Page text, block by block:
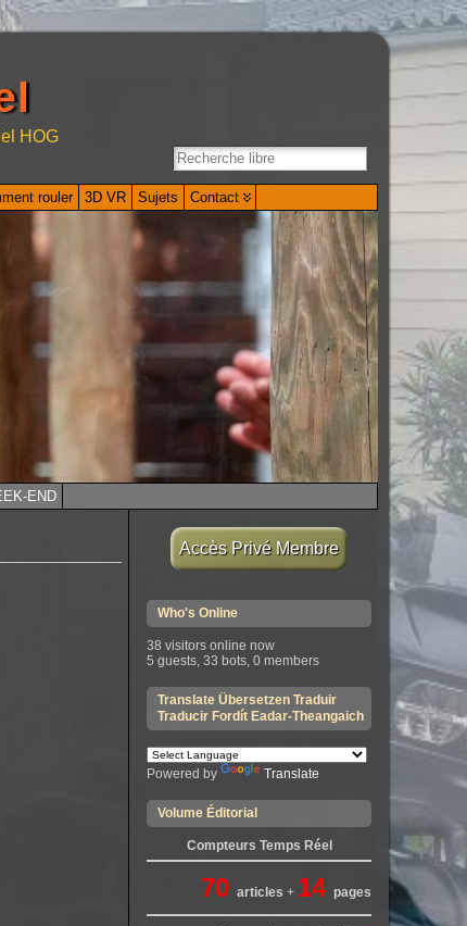
HOG
rouler 3D VR Sujets Contact
END
Accès Privé Membre
Who's Online
38 visitors online now
5 guests, 33 bots, 0 members
Translate Übersetzen Traduir
Traducir Fordít Eadar-Theangaich
Powered by Translate
Volume Éditorial
Compteurs Temps Réel
70 articles + 14 pages